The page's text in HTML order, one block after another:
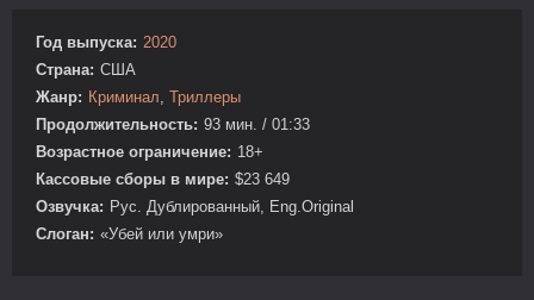
Год выпуска: 2020
Страна: США
Жанр: Криминал Триллеры
Продолжительность: 93 мин. / 01:33
Возрастное ограничение: 18+
Кассовые сборы в мире: $23 649
Озвучка: Рус. Дублированный, Eng.Original
Слоган: «Убей или умри»